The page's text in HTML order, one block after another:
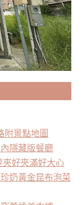
附景點地圖
隱藏版餐廳
夾好夾滿好大心
奶黃金昆布泡菜